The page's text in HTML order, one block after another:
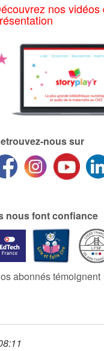
nos vidéos
nous sur
nous font confiance
abonnés témoignent